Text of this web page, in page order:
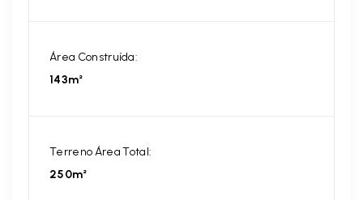
Área Construída:
143m²
Terreno Área Total:
250m²